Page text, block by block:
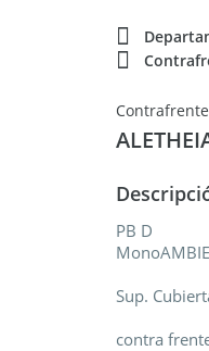
PB D
Sup.
contra